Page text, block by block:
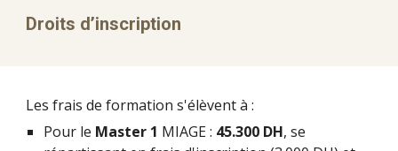
Droits d’inscription
Les frais de formation s'élèvent à :
Pour le Master 1 MIAGE : 45.300 DH, se